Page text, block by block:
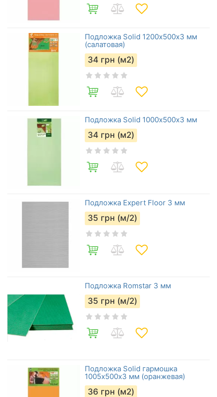
Подложка Solid 1200х500х3 мм
(салатовая)
34 грн (м2)
Подложка Solid 1000х500х3 мм
34 грн (м2)
Подложка Expert Floor 3 мм
35 грн (м/2)
Подложка Romstar 3 мм
35 грн (м/2)
Подложка Solid гармошка
1005х500х3 мм (оранжевая)
36 грн (м2)